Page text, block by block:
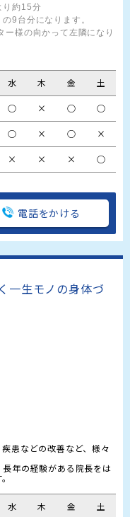
り約15分
9台分になります。
様の向かって左隣になり
水 木 金 土
○ × ○ ○
○ × ○ ×
× × × ○
電話をかける
一生モノの身体づ
患などの改善など、様々
年の経験がある院長をは
水 木 金 土